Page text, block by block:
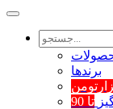
برند‌ها